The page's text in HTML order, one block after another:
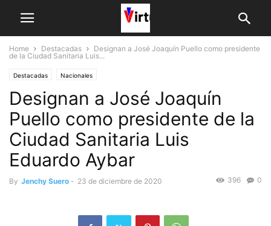
Home Destacadas
Designan a José Joaquín Puello como presidente
de la Ciudad Sanitaria Luis...
Destacadas Nacionales
Designan a José Joaquín
Puello como presidente de la
Ciudad Sanitaria Luis
Eduardo Aybar
By Jenchy Suero - 23 de diciembre de 2020 0
396